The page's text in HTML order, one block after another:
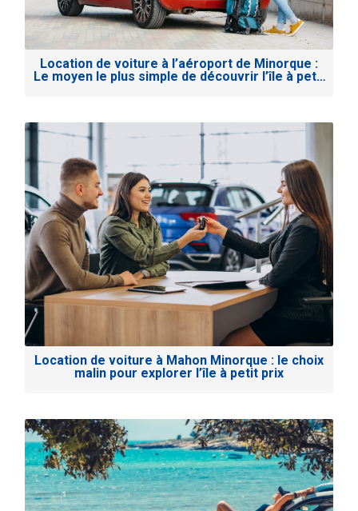
Location de voiture à l’aéroport de Minorque :
Le moyen le plus simple de découvrir l’île à petit
Location de voiture à Mahon Minorque : le choix
malin pour explorer l’île à petit prix